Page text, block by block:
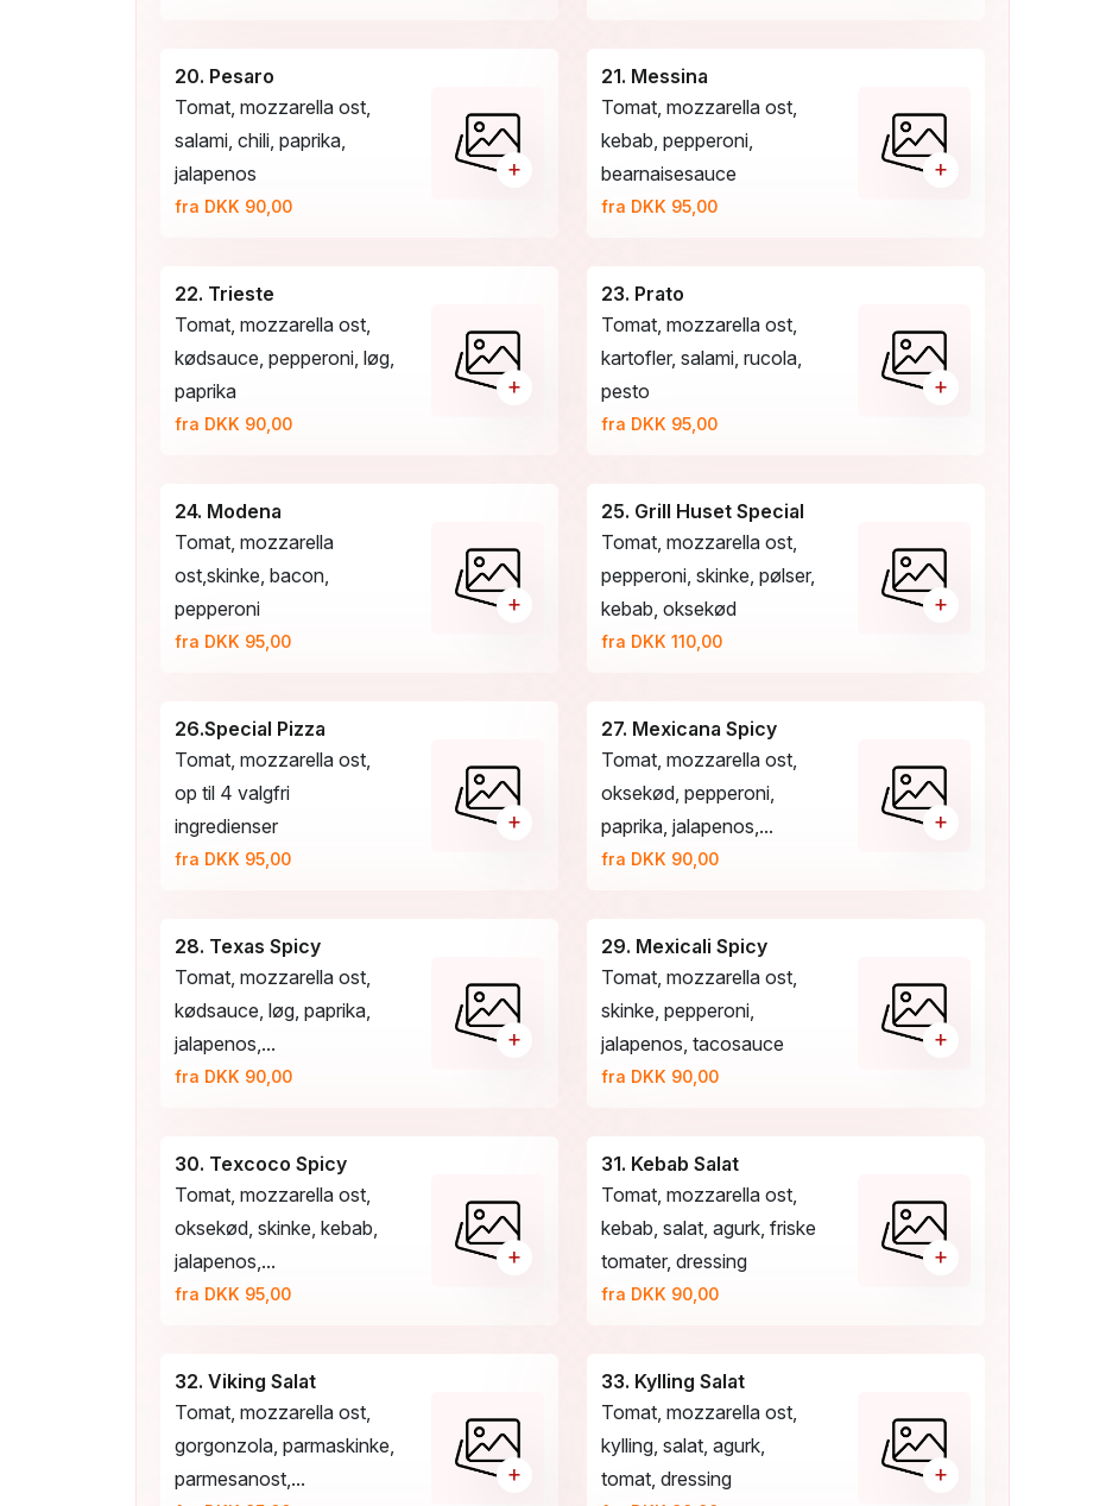
20. Pesaro
Tomat, mozzarella ost,
salami, chili, paprika,
jalapenos
fra DKK 90,00
+
21. Messina
Tomat, mozzarella ost,
kebab, pepperoni,
bearnaisesauce
fra DKK 95,00
+
22. Trieste
Tomat, mozzarella ost,
kødsauce, pepperoni, løg,
paprika
fra DKK 90,00
+
23. Prato
Tomat, mozzarella ost,
kartofler, salami, rucola,
pesto
fra DKK 95,00
+
24. Modena
Tomat, mozzarella
ost,skinke, bacon,
pepperoni
fra DKK 95,00
+
25. Grill Huset Special
Tomat, mozzarella ost,
pepperoni, skinke, pølser,
kebab, oksekød
fra DKK 110,00
+
26.Special Pizza
Tomat, mozzarella ost,
op til 4 valgfri
ingredienser
fra DKK 95,00
+
27. Mexicana Spicy
Tomat, mozzarella ost,
oksekød, pepperoni,
paprika, jalapenos,...
fra DKK 90,00
+
28. Texas Spicy
Tomat, mozzarella ost,
kødsauce, løg, paprika,
jalapenos,...
fra DKK 90,00
+
29. Mexicali Spicy
Tomat, mozzarella ost,
skinke, pepperoni,
jalapenos, tacosauce
fra DKK 90,00
+
30. Texcoco Spicy
Tomat, mozzarella ost,
oksekød, skinke, kebab,
jalapenos,...
fra DKK 95,00
+
31. Kebab Salat
Tomat, mozzarella ost,
kebab, salat, agurk, friske
tomater, dressing
fra DKK 90,00
+
32. Viking Salat
Tomat, mozzarella ost,
gorgonzola, parmaskinke,
parmesanost,...
+
33. Kylling Salat
Tomat, mozzarella ost,
kylling, salat, agurk,
tomat, dressing
+